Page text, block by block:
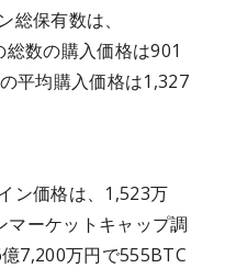
総保有数は、
数の購入価格は901
平均購入価格は1,327
ン価格は、1,523万
ーケットキャップ調
7,200万円で555BTC